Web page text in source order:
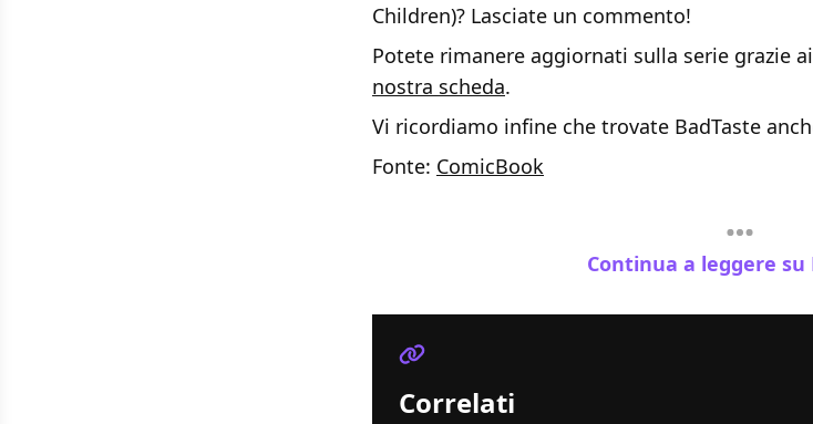
Children)? Lasciate un commento!
Potete rimanere aggiornati sulla serie grazie
nostra scheda.
Vi ricordiamo infine che trovate BadTaste
Fonte: ComicBook
Continua a leggere su
Correlati